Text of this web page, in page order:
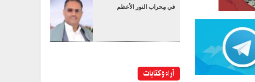
في مِحراب النور الأعظم
آراء وكتابات